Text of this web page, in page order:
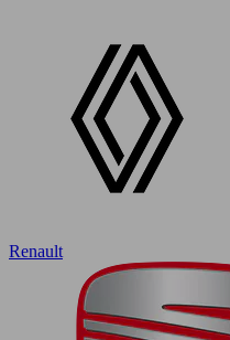
Renault